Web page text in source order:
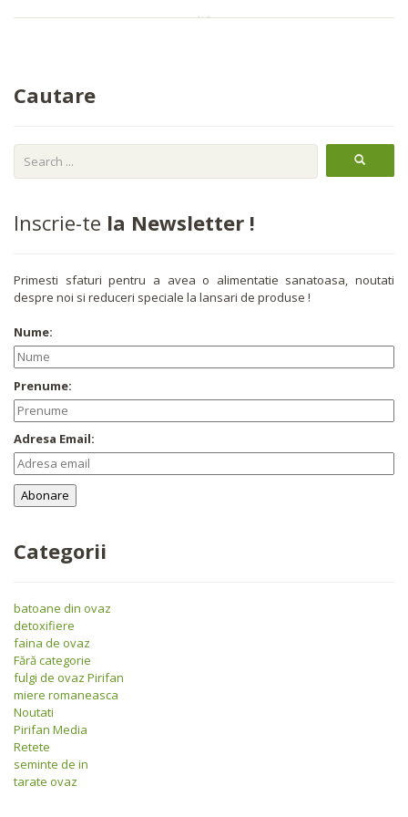
Cautare
Inscrie-te la Newsletter !
Primesti sfaturi pentru a avea o alimentatie sanatoasa, noutati
despre noi si reduceri speciale la lansari de produse !
Nume:
Prenume:
Adresa Email:
Categorii
batoane din ovaz
detoxifiere
faina de ovaz
Fără categorie
fulgi de ovaz Pirifan
miere romaneasca
Noutati
Pirifan Media
Retete
seminte de in
tarate ovaz